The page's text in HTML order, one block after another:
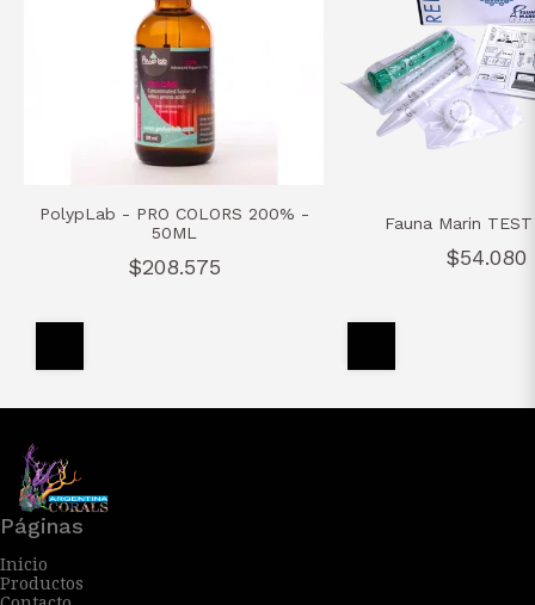
PolypLab - PRO COLORS 200% -
50ML
$208.575
Fauna Marin TEST
$54.080
Páginas
Inicio
Productos